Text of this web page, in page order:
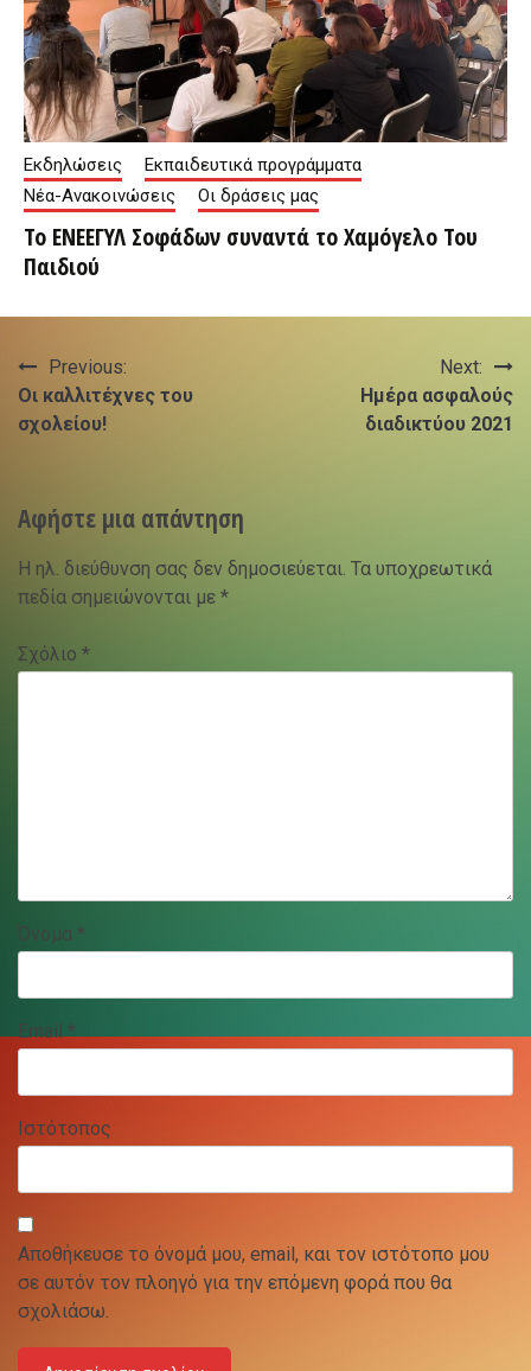
Εκδηλώσεις
Εκπαιδευτικά προγράμματα
Νέα-Ανακοινώσεις
Οι δράσεις μας
Το ΕΝΕΕΓΥΛ Σοφάδων συναντά το Χαμόγελο Του
Παιδιού
Πλοήγηση
άρθρων
Previous:
Οι καλλιτέχνες του
σχολείου!
Next:
Ημέρα ασφαλούς
διαδικτύου 2021
Αφήστε μια απάντηση
Η ηλ. διεύθυνση σας δεν δημοσιεύεται. Τα υποχρεωτικά
πεδία σημειώνονται με *
Σχόλιο *
Όνομα *
Email*
Ιστότοπος
Αποθήκευσε το όνομά μου, email, και τον ιστότοπο μου
σε αυτόν τον πλοηγό για την επόμενη φορά που θα
σχολιάσω.